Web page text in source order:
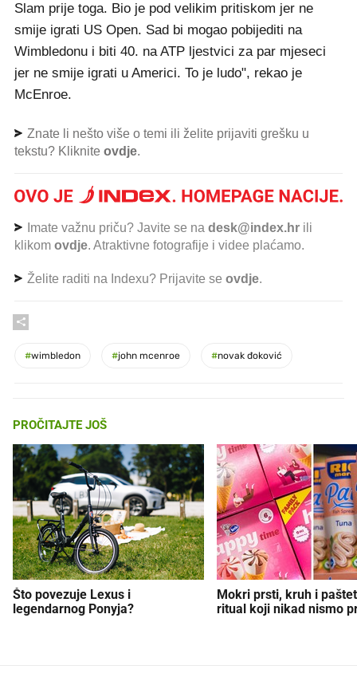
Slam prije toga. Bio je pod velikim pritiskom jer ne
smije igrati US Open. Sad bi mogao pobijediti na
Wimbledonu i biti 40. na ATP ljestvici za par mjeseci
jer ne smije igrati u Americi. To je ludo", rekao je
McEnroe.
Znate li nešto više o temi ili želite prijaviti grešku u
tekstu? Kliknite ovdje.
Imate važnu priču? Javite se na desk@index.hr ili
klikom ovdje. Atraktivne fotografije i videe plaćamo.
Želite raditi na Indexu? Prijavite se ovdje.
#wimbledon #john mcenroe #novak đoković
PROČITAJTE JOŠ
Što povezuje Lexus i
legendarnog Ponyja?
Mokri prsti, kruh i
ritual koji nikad nismo